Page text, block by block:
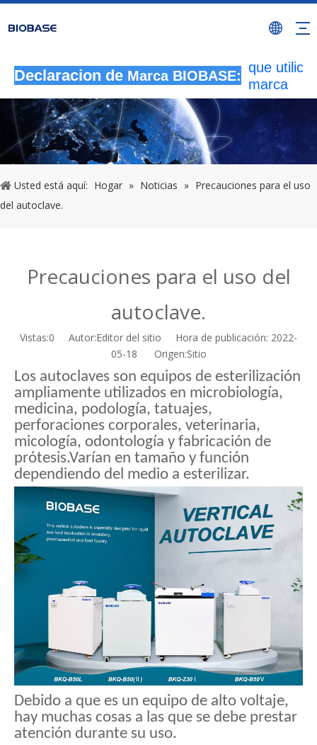
Declaracion de Marca BIOBASE:
que
marca
BIOBASE
serán
una
Usted está aquí: Hogar » Noticias » Precauciones para el uso
del autoclave.
Precauciones para el uso del
autoclave.
Vistas:0 Autor:Editor del sitio Hora de publicación: 2022-
05-18 Origen:Sitio
Los autoclaves son equipos de esterilización
ampliamente utilizados en microbiología,
medicina, podología, tatuajes,
perforaciones corporales, veterinaria,
micología, odontología y fabricación de
prótesis.Varían en tamaño y función
dependiendo del medio a esterilizar.
Debido a que es un equipo de alto voltaje,
hay muchas cosas a las que se debe prestar
atención durante su uso.